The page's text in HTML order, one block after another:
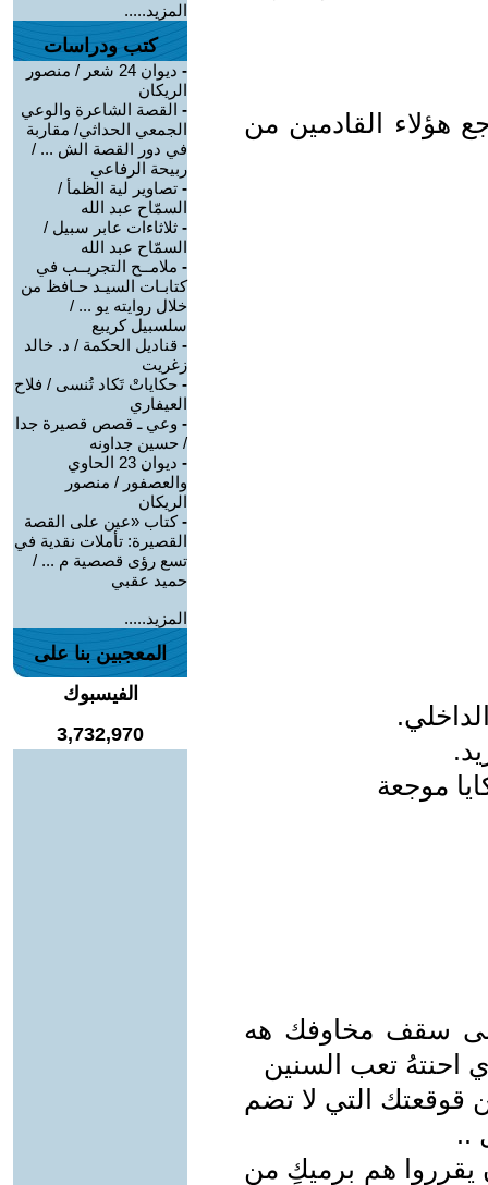
هؤلاء القادمين من
موجعة
سقف مخاوفك هه
احنتهُ تعب السنين
قوقعتك التي لا تضم
..
يقرروا هم برميكِ من
المزيد.....
كتب ودراسات
-
ديوان 24 شعر / منصور
الريكان
- القصة الشاعرة والوعي
الجمعي الحداثي/ مقاربة
في دور القصة الش ... /
ربيحة الرفاعي
- تصاوير لية الظمأ /
السمّاح عبد الله
- ثلاثاءات عابر سبيل /
السمّاح عبد الله
- ملامــح التجريــب في
كتابـات السيـد حـافظ من
خلال روايته يو ... /
سلسبيل كريبع
- قناديل الحكمة / د. خالد
زغريت
- حكاياتْ تَكاد تُنسى / فلاح
العيفاري
- وعي ـ قصص قصيرة جدا
/ حسين جداونه
-
ديوان 23 الحاوي
والعصفور / منصور
الريكان
-كتاب «عين على القصة
القصيرة: تأملات نقدية في
تسع رؤى قصصية م ... /
حميد عقبي
المزيد.....
المعجبين بنا على
الفيسبوك
3,732,970